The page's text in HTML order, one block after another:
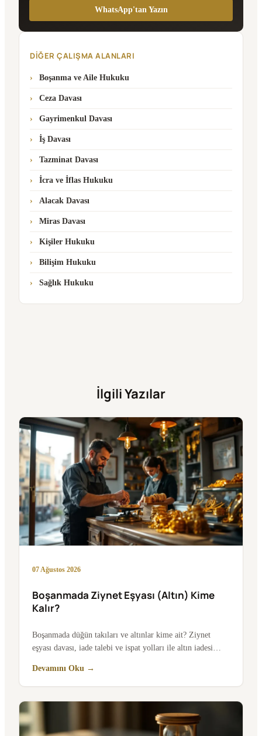
WhatsApp'tan Yazın
DIĞER ÇALIŞMA ALANLARI
Boşanma ve Aile Hukuku
Ceza Davası
Gayrimenkul Davası
İş Davası
Tazminat Davası
İcra ve İflas Hukuku
Alacak Davası
Miras Davası
Kişiler Hukuku
Bilişim Hukuku
Sağlık Hukuku
İlgili Yazılar
07 Ağustos 2026
Boşanmada Ziynet Eşyası (Altın) Kime
Kalır?
Boşanmada düğün takıları ve altınlar kime ait? Ziynet
eşyası davası, iade talebi ve ispat yolları ile altın iadesi…
Devamını Oku →